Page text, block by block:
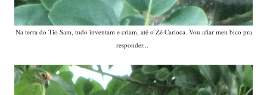
Na terra do Tio Sam, tudo inventam e criam, até o Zé Carioca. Vou afiar meu bico pra
responder...